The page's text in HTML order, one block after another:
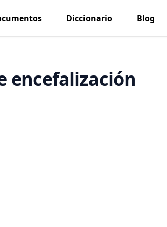
Diccionario Blog
encefalización